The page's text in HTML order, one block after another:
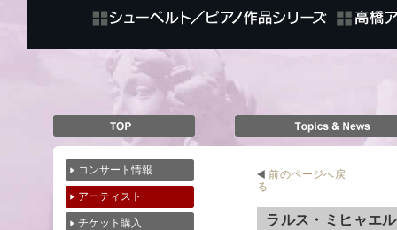
コンサート情報
アーティスト
チケット購入
前のページへ戻
る
ラルス・ミヒャエ